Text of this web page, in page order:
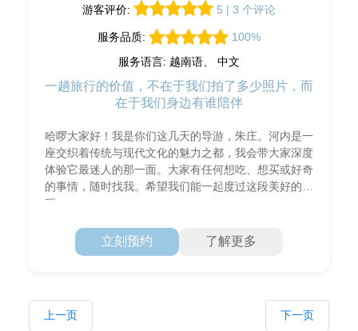
游客评价: 5 | 3 个评论
服务品质:
100%
服务语言: 越南语、 中文
一趟旅行的价值，不在于我们拍了多少照片，而
在于我们身边有谁陪伴
哈啰大家好！我是你们这几天的导游，朱庄。河内是一
座交织着传统与现代文化的魅力之都，我会带大家深度
体验它最迷人的那一面。大家有任何想吃、想买或好奇
的事情，随时找我。希望我们能一起度过这段美好的旅
程。
立刻预约 了解更多
上一页 下一页